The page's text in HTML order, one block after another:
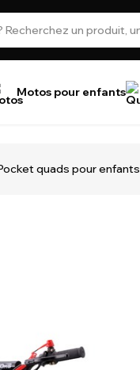
Motos pour enfants
quads pour enfants